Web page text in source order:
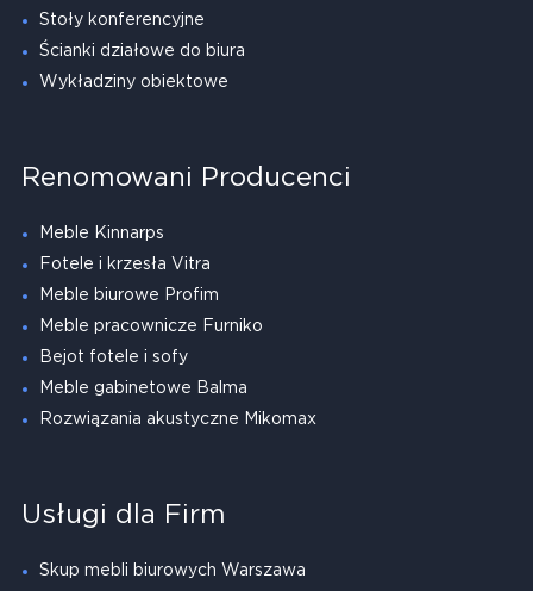
Stoły konferencyjne
Ścianki działowe do biura
Wykładziny obiektowe
Renomowani Producenci
Meble Kinnarps
Fotele i krzesła Vitra
Meble biurowe Profim
Meble pracownicze Furniko
Bejot fotele i sofy
Meble gabinetowe Balma
Rozwiązania akustyczne Mikomax
Usługi dla Firm
Skup mebli biurowych Warszawa